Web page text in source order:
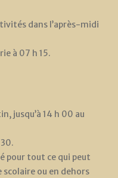
dans l’après-midi
à 07 h 15.
jusqu’à 14 h 00 au
pour tout ce qui peut
scolaire ou en dehors